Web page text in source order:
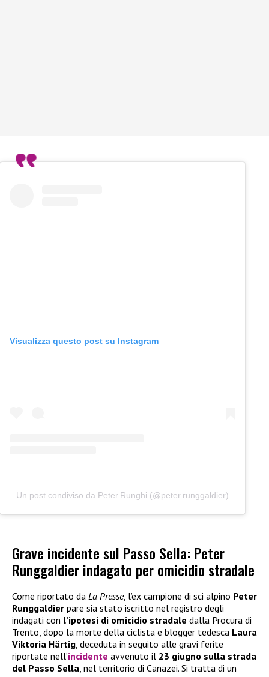
Visualizza questo post su Instagram
Un post condiviso da Peter.Runghi (@peter.runggaldier)
Grave incidente sul Passo Sella: Peter
Runggaldier indagato per omicidio stradale
Come riportato da La Presse, l’ex campione di sci alpino Peter
Runggaldier pare sia stato iscritto nel registro degli
indagati con l’ipotesi di omicidio stradale dalla Procura di
Trento, dopo la morte della ciclista e blogger tedesca Laura
Viktoria Härtig, deceduta in seguito alle gravi ferite
riportate nell’incidente avvenuto il 23 giugno sulla strada
del Passo Sella, nel territorio di Canazei. Si tratta di un